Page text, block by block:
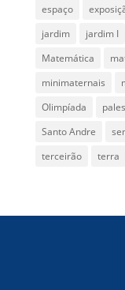
espaço
jardim
jardim I
Matemática
minimaternais
Olimpíada
Santo Andre
terceirão
terra